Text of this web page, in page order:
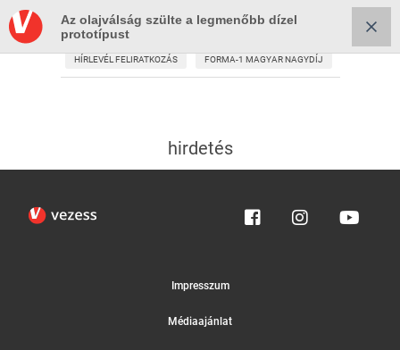
HÍRLEVÉL FELIRATKOZÁS FORMA-1 MAGYAR NAGYDÍJ
Az olajválság szülte a legmenőbb dízel
prototípust
hirdetés
Impresszum
Médiaajánlat